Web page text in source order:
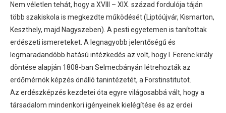
Nem véletlen tehát, hogy a XVIII – XIX. század fordulója táján
több szakiskola is megkezdte működését (Liptóújvár, Kismarton,
Keszthely, majd Nagyszeben). A pesti egyetemen is tanítottak
erdészeti ismereteket. A legnagyobb jelentőségű és
legmaradandóbb hatású intézkedés az volt, hogy I. Ferenc király
döntése alapján 1808-ban Selmecbányán létrehozták az
erdőmérnök képzés önálló tanintézetét, a Forstinstitutot.
Az erdészképzés kezdetei óta egyre világosabbá vált, hogy a
társadalom mindenkori igényeinek kielégítése és az erdei